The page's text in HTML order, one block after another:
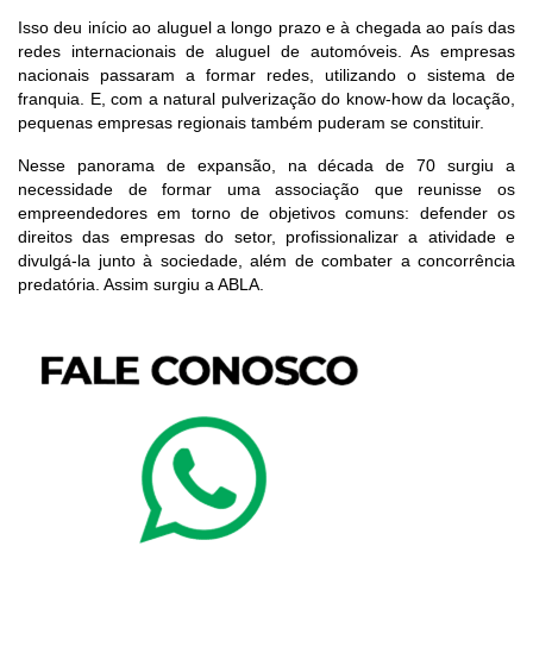
Isso deu início ao aluguel a longo prazo e à chegada ao país das
redes internacionais de aluguel de automóveis. As empresas
nacionais passaram a formar redes, utilizando o sistema de
franquia. E, com a natural pulverização do know-how da locação,
pequenas empresas regionais também puderam se constituir.
Nesse panorama de expansão, na década de 70 surgiu a
necessidade de formar uma associação que reunisse os
empreendedores em torno de objetivos comuns: defender os
direitos das empresas do setor, profissionalizar a atividade e
divulgá-la junto à sociedade, além de combater a concorrência
predatória. Assim surgiu a ABLA.